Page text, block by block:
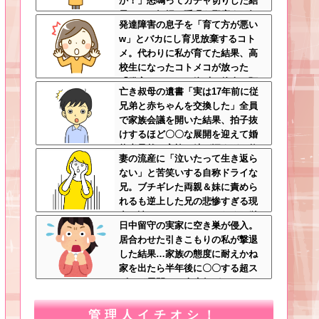
果ｗｗ←妊婦の睡眠を邪魔する奴
は容赦しない
発達障害の息子を「育て方が悪い
w」とバカにし育児放棄するコト
メ。代わりに私が育てた結果、高
校生になったコトメコが放った
「発言」にコトメ絶叫←他人に預
けっぱなしで親面するな
亡き叔母の遺書「実は17年前に従
兄弟と赤ちゃんを交換した」全員
で家族会議を開いた結果、拍子抜
けするほど〇〇な展開を迎えて婚
約者呆然←家族の絆が深すぎて修
羅場にならんかった
妻の流産に「泣いたって生き返ら
ない」と苦笑いする自称ドライな
兄。ブチギレた両親＆妹に責めら
れるも逆上した兄の悲惨すぎる現
在←淡々としてるんじゃなくて単
なる冷血漢
日中留守の実家に空き巣が侵入。
居合わせた引きこもりの私が撃退
した結果…家族の態度に耐えかね
家を出たら半年後に〇〇する超ス
ピード展開へ←人生何がきっかけ
管理人イチオシ！